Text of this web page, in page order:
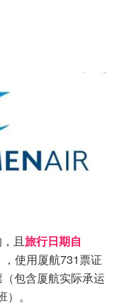
且旅行日期自
，使用厦航731票证
包含厦航实际承运
。